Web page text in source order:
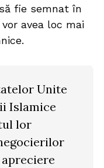
fie semnat în
avea loc mai
Unite
Islamice
lor